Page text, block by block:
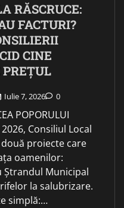
RĂSCRUCE:
FACTURI?
CINE
Iulie 7, 2026 0
POPORULUI
Consiliul Local
proiecte care
oamenilor:
Municipal
la salubrizare.
simplă:…